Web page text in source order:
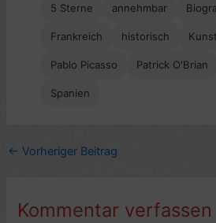
5 Sterne annehmbar
Frankreich historisch Kunst
Pablo Picasso Patrick O'Brian
Spanien
← Vorheriger Beitrag
Kommentar verfassen